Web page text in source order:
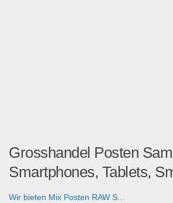
Grosshandel Posten
Smartphones, Tablets,
Wir bieten Mix Posten RAW S...